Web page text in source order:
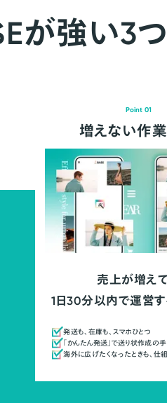
が強い3
Point 01
増えない作
売上が増え
1日30分以内で運営
発送も、在庫も、スマホひとつ
「かんたん発送」で送り状作成の
海外に広げたくなったときも、仕